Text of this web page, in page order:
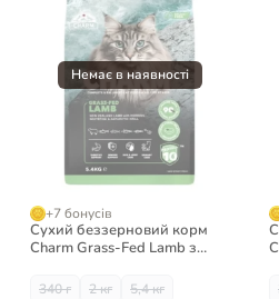
+7 бонусів
Сухий беззерновий корм
Charm Grass-Fed Lamb з
340 г 2 кг 5,4 кг